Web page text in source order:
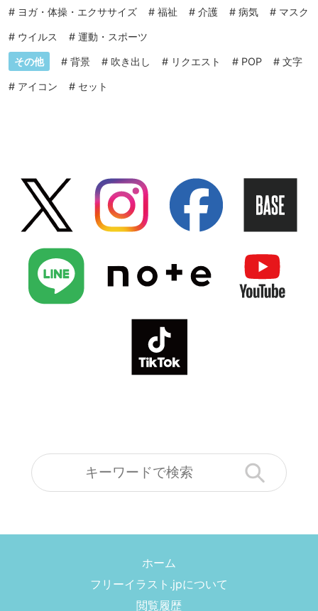
# ヨガ・体操・エクササイズ # 福祉 # 介護 # 病気 # マスク
# ウイルス # 運動・スポーツ
その他 # 背景 # 吹き出し # リクエスト # POP # 文字
# アイコン # セット
ホーム
フリーイラスト.jpについて
閲覧履歴